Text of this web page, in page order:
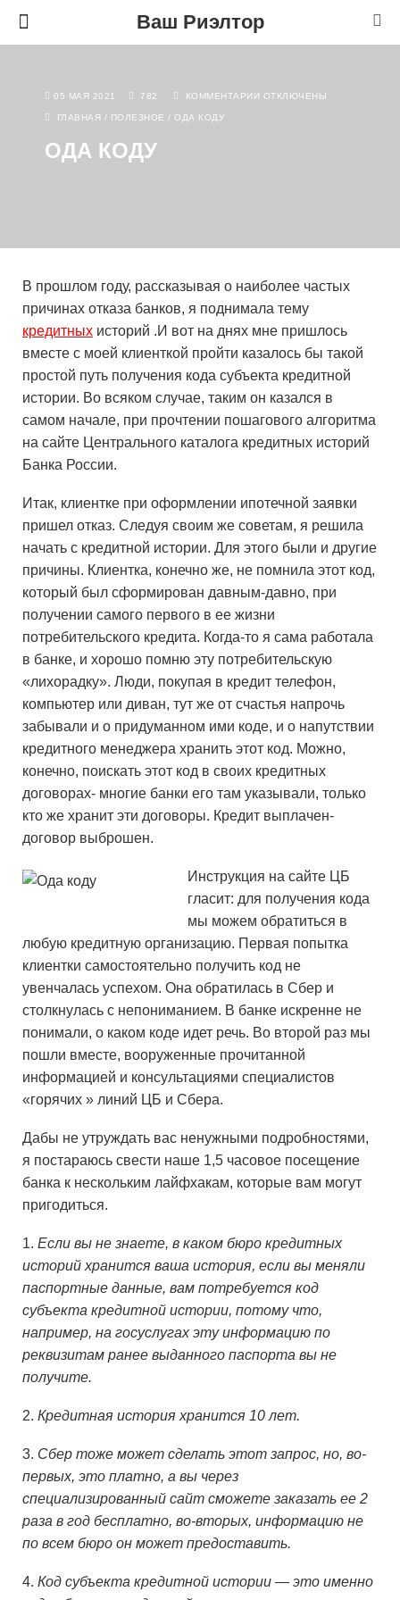
Ваш Риэлтор
05 МАЯ 2021 782 КОММЕНТАРИИ ОТКЛЮЧЕНЫ
ГЛАВНАЯ / ПОЛЕЗНОЕ / ОДА КОДУ
ОДА КОДУ
В прошлом году, рассказывая о наиболее частых
причинах отказа банков, я поднимала тему
кредитных историй .И вот на днях мне пришлось
вместе с моей клиенткой пройти казалось бы такой
простой путь получения кода субъекта кредитной
истории. Во всяком случае, таким он казался в
самом начале, при прочтении пошагового алгоритма
на сайте Центрального каталога кредитных историй
Банка России.
Итак, клиентке при оформлении ипотечной заявки
пришел отказ. Следуя своим же советам, я решила
начать с кредитной истории. Для этого были и другие
причины. Клиентка, конечно же, не помнила этот код,
который был сформирован давным-давно, при
получении самого первого в ее жизни
потребительского кредита. Когда-то я сама работала
в банке, и хорошо помню эту потребительскую
«лихорадку». Люди, покупая в кредит телефон,
компьютер или диван, тут же от счастья напрочь
забывали и о придуманном ими коде, и о напутствии
кредитного менеджера хранить этот код. Можно,
конечно, поискать этот код в своих кредитных
договорах- многие банки его там указывали, только
кто же хранит эти договоры. Кредит выплачен-
договор выброшен.
Инструкция на сайте ЦБ
гласит: для получения кода
мы можем обратиться в
любую кредитную организацию. Первая попытка
клиентки самостоятельно получить код не
увенчалась успехом. Она обратилась в Сбер и
столкнулась с непониманием. В банке искренне не
понимали, о каком коде идет речь. Во второй раз мы
пошли вместе, вооруженные прочитанной
информацией и консультациями специалистов
«горячих » линий ЦБ и Сбера.
Дабы не утруждать вас ненужными подробностями,
я постараюсь свести наше 1,5 часовое посещение
банка к нескольким лайфхакам, которые вам могут
пригодиться.
1. Если вы не знаете, в каком бюро кредитных
историй хранится ваша история, если вы меняли
паспортные данные, вам потребуется код
субъекта кредитной истории, потому что,
например, на госуслугах эту информацию по
реквизитам ранее выданного паспорта вы не
получите.
2. Кредитная история хранится 10 лет.
3. Сбер тоже может сделать этот запрос, но, во-
первых, это платно, а вы через
специализированный сайт сможете заказать ее 2
раза в год бесплатно, во-вторых, информацию не
по всем бюро он может предоставить.
4. Код субъекта кредитной истории — это именно